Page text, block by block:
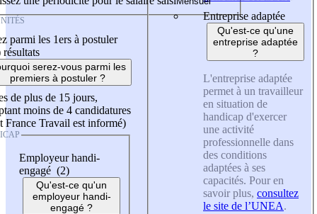
parmi les 1ers à postuler
résultats
serez-vous parmi les
premiers à postuler ?
de plus de 15 jours,
moins de 4 candidatures
France Travail est informé)
Employeur handi-
engagé (2)
Qu'est-ce qu'un
employeur handi-
engagé ?
Entreprise adaptée
Qu'est-ce qu'une
entreprise adaptée
?
L'entreprise adaptée
permet à un travailleur
en situation de
handicap d'exercer
une activité
professionnelle dans
des conditions
adaptées à ses
capacités. Pour en
savoir plus, consultez
le site de l’UNEA.